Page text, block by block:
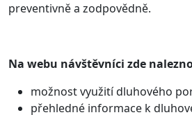
preventivně a zodpovědně.
Na webu návštěvníci zde
možnost využití dluhového
přehledné informace k